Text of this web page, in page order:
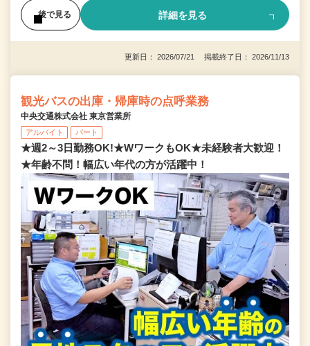
後で見る 詳細を見る
更新日： 2026/07/21 掲載終了日： 2026/11/13
観光バスの出庫・帰庫時の点呼業務
中央交通株式会社 東京営業所
アルバイト パート
★週2～3日勤務OK!★WワークもOK★未経験者大歓迎！
★年齢不問！幅広い年代の方が活躍中！